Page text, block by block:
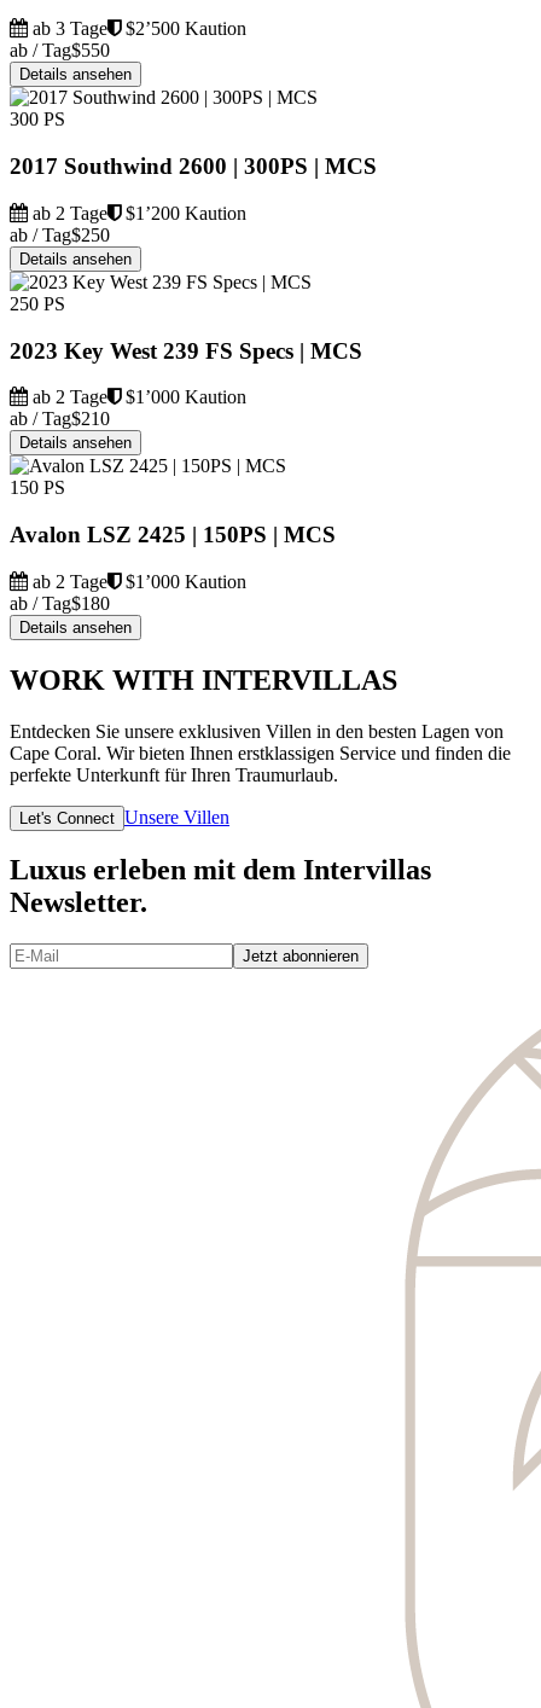
ab 3 Tage
$2’500 Kaution
ab / Tag$550
Details ansehen
300 PS
2017 Southwind 2600 | 300PS | MCS
ab 2 Tage
$1’200 Kaution
ab / Tag$250
Details ansehen
250 PS
2023 Key West 239 FS Specs | MCS
ab 2 Tage
$1’000 Kaution
ab / Tag$210
Details ansehen
150 PS
Avalon LSZ 2425 | 150PS | MCS
ab 2 Tage
$1’000 Kaution
ab / Tag$180
Details ansehen
WORK WITH INTERVILLAS
Entdecken Sie unsere exklusiven Villen in den besten Lagen von
Cape Coral. Wir bieten Ihnen erstklassigen Service und finden die
perfekte Unterkunft für Ihren Traumurlaub.
Let's Connect Unsere Villen
Luxus erleben mit dem Intervillas
Newsletter.
Jetzt abonnieren